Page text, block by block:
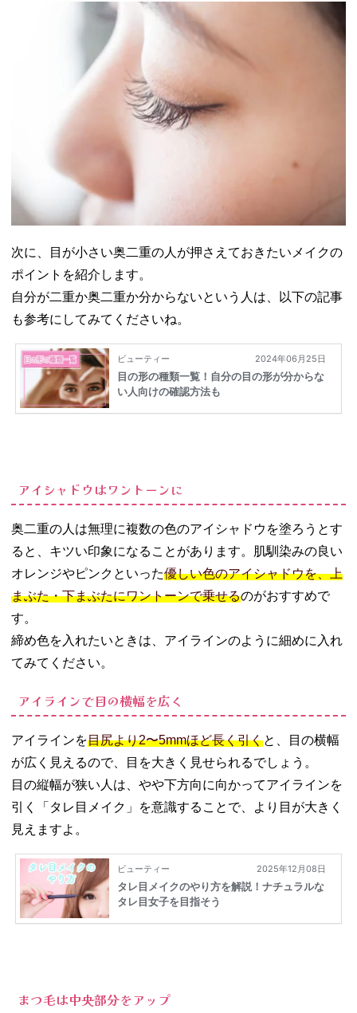
次に、目が小さい奥二重の人が押さえておきたいメイクの
ポイントを紹介します。
自分が二重か奥二重か分からないという人は、以下の記事
も参考にしてみてくださいね。
アイシャドウはワントーンに
奥二重の人は無理に複数の色のアイシャドウを塗ろうとす
ると、キツい印象になることがあります。肌馴染みの良い
オレンジやピンクといった優しい色のアイシャドウを、上
まぶた・下まぶたにワントーンで乗せるのがおすすめで
す。
締め色を入れたいときは、アイラインのように細めに入れ
てみてください。
アイラインで目の横幅を広く
アイラインを目尻より2〜5mmほど長く引くと、目の横幅
が広く見えるので、目を大きく見せられるでしょう。
目の縦幅が狭い人は、やや下方向に向かってアイラインを
引く「タレ目メイク」を意識することで、より目が大きく
見えますよ。
まつ毛は中央部分をアップ